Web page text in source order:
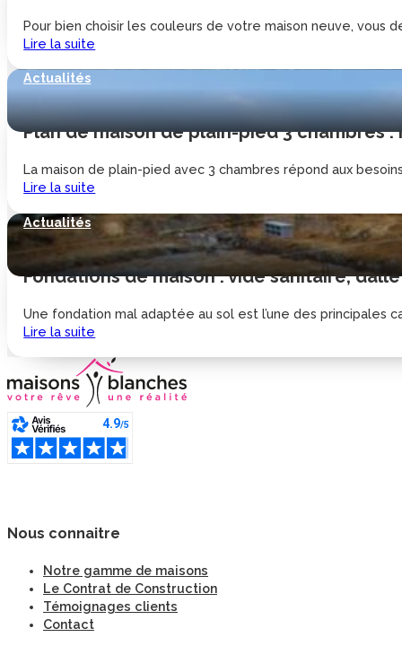
Pour bien choisir les couleurs de votre maison neuve, vous
Lire la suite
Actualités
Plan de maison de plain-pied 3 chambres
La maison de plain-pied avec 3 chambres répond aux
Lire la suite
Actualités
Fondations de maison : vide sanitaire,
Une fondation mal adaptée au sol est l’une des principales
Lire la suite
Nous connaitre
Notre gamme de maisons
Le Contrat de Construction
Témoignages clients
Contact